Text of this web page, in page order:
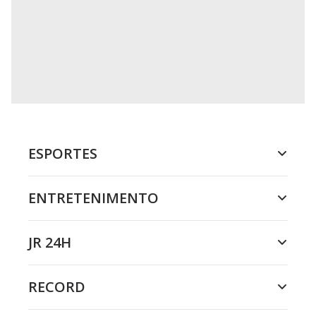
ESPORTES
ENTRETENIMENTO
JR 24H
RECORD